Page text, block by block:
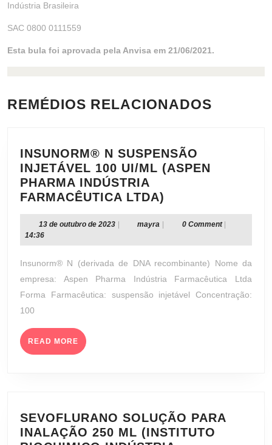
Indústria Brasileira
SAC 0800 0111559
Esta bula foi aprovada pela Anvisa em 21/06/2021.
REMÉDIOS RELACIONADOS
INSUNORM® N SUSPENSÃO
INJETÁVEL 100 UI/ML (ASPEN
PHARMA INDÚSTRIA
FARMACÊUTICA LTDA)
N
SUSPENSÃO
UI/ML
(ASPEN
PHARMA
13 de outubro de 202313
outubro
2023
mayra mayra 0 Comment
14:36
Insunorm® N (derivada de DNA recombinante) Nome da
empresa: Aspen Pharma Indústria Farmacêutica Ltda
Forma Farmacêutica: suspensão injetável Concentração:
100
READ MORE READ
MORE
SEVOFLURANO SOLUÇÃO PARA
INALAÇÃO 250 ML (INSTITUTO